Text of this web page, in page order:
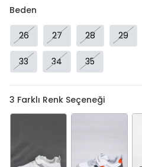
Beden
26 27 28 29
33 34 35
3 Farklı Renk Seçeneği